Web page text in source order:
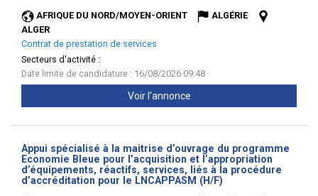
AFRIQUE DU NORD/MOYEN-ORIENT
ALGÉRIE
ALGER
Contrat de prestation de services
Secteurs d'activité :
Date limite de candidature : 16/08/2026 09:48
Voir l'annonce
Appui spécialisé à la maitrise d’ouvrage du programme
Economie Bleue pour l’acquisition et l’appropriation
d’équipements, réactifs, services, liés à la procédure
d’accréditation pour le LNCAPPASM (H/F)